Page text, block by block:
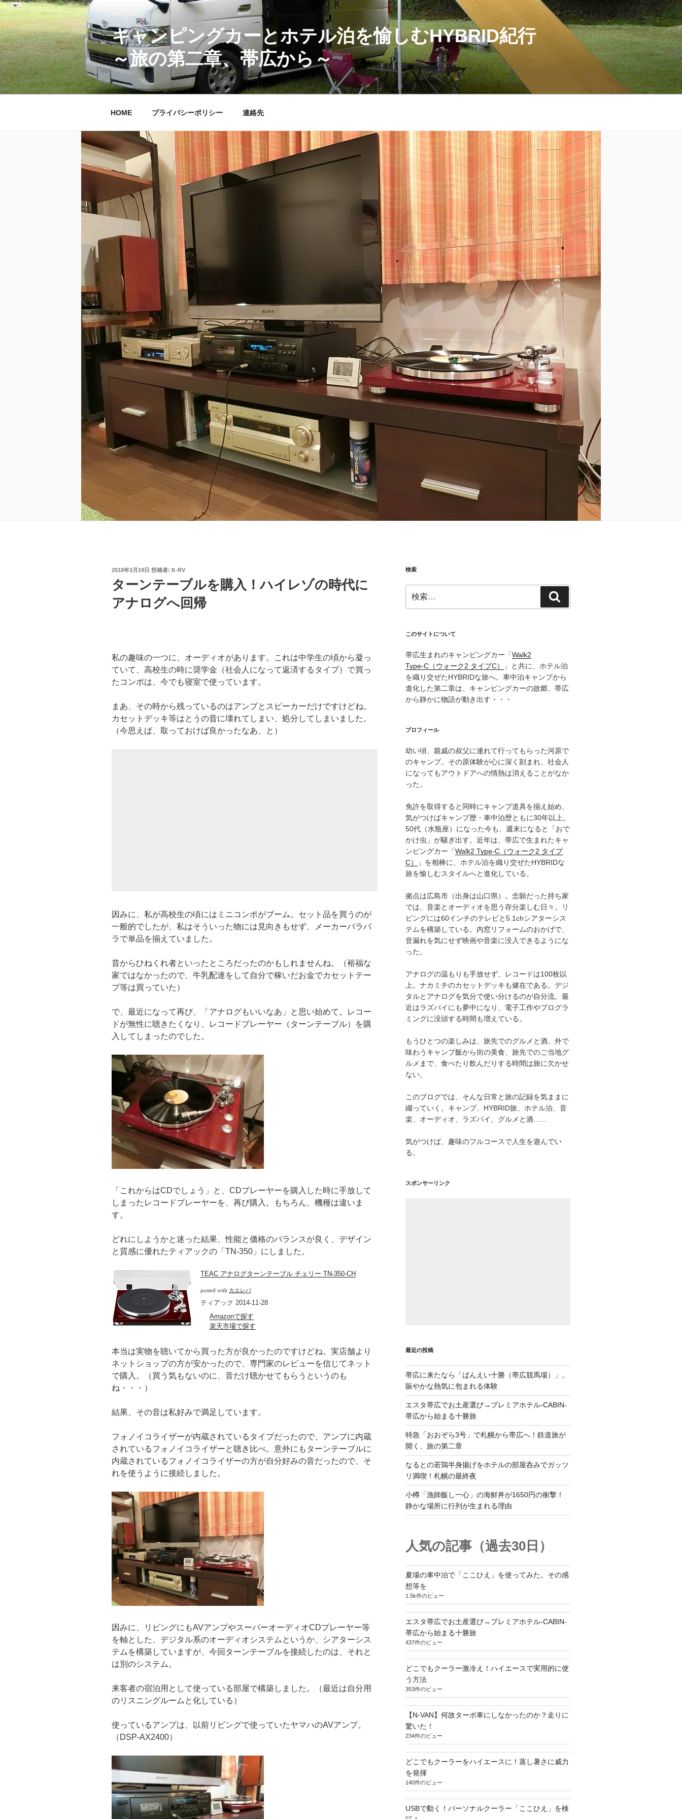
コ
テ
ン
ツ
へ
ス
キ
キャンピングカーとホテル泊を愉しむHYBRID紀行
～旅の第二章、帯広から～
HOME プライバシーポリシー 連絡先
投
日:
2018年3月19日 投稿者: K-RV
ターンテーブルを購入！ハイレゾの時代に
アナログへ回帰
私の趣味の一つに、オーディオがあります。これは中学生の頃から凝っ
ていて、高校生の時に奨学金（社会人になって返済するタイプ）で買っ
たコンポは、今でも寝室で使っています。
まあ、その時から残っているのはアンプとスピーカーだけですけどね。
カセットデッキ等はとうの昔に壊れてしまい、処分してしまいました。
（今思えば、取っておけば良かったなあ、と）
因みに、私が高校生の頃にはミニコンポがブーム。セット品を買うのが
一般的でしたが、私はそういった物には見向きもせず、メーカーバラバ
ラで単品を揃えていました。
昔からひねくれ者といったところだったのかもしれませんね。（裕福な
家ではなかったので、牛乳配達をして自分で稼いだお金でカセットテー
プ等は買っていた）
で、最近になって再び、「アナログもいいなあ」と思い始めて。レコー
ドが無性に聴きたくなり、レコードプレーヤー（ターンテーブル）を購
入してしまったのでした。
「これからはCDでしょう」と、CDプレーヤーを購入した時に手放して
しまったレコードプレーヤーを、再び購入。もちろん、機種は違いま
す。
どれにしようかと迷った結果、性能と価格のバランスが良く、デザイン
と質感に優れたティアックの「TN-350」にしました。
TEAC アナログターンテーブル チェリー TN-350-CH
posted with カエレバ
ティアック 2014-11-28
Amazonで探す
楽天市場で探す
本当は実物を聴いてから買った方が良かったのですけどね。実店舗より
ネットショップの方が安かったので、専門家のレビューを信じてネット
で購入。（買う気もないのに、音だけ聴かせてもらうというのも
ね・・・）
結果、その音は私好みで満足しています。
フォノイコライザーが内蔵されているタイプだったので、アンプに内蔵
されているフォノイコライザーと聴き比べ。意外にもターンテーブルに
内蔵されているフォノイコライザーの方が自分好みの音だったので、そ
れを使うように接続しました。
因みに、リビングにもAVアンプやスーパーオーディオCDプレーヤー等
を軸とした、デジタル系のオーディオシステムというか、シアターシス
テムを構築していますが、今回ターンテーブルを接続したのは、それと
は別のシステム。
来客者の宿泊用として使っている部屋で構築しました。（最近は自分用
のリスニングルームと化している）
使っているアンプは、以前リビングで使っていたヤマハのAVアンプ。
（DSP-AX2400）
検索
索:
索
このサイトについて
帯広生まれのキャンピングカー「Walk2
Type‑C（ウォーク2 タイプC）
」と共に、ホテル泊
を織り交ぜたHYBRIDな旅へ。車中泊キャンプから
進化した第二章は、キャンピングカーの故郷、帯広
から静かに物語が動き出す・・・
プロフィール
幼い頃、親戚の叔父に連れて行ってもらった河原で
のキャンプ。その原体験が心に深く刻まれ、社会人
になってもアウトドアへの情熱は消えることがなか
った。
免許を取得すると同時にキャンプ道具を揃え始め、
気がつけばキャンプ歴・車中泊歴ともに30年以上。
50代（水瓶座）になった今も、週末になると「おで
かけ虫」が騒ぎ出す。近年は、帯広で生まれたキャ
ンピングカー「Walk2 Type‑C（ウォーク2 タイプ
C）
」を相棒に、ホテル泊を織り交ぜたHYBRIDな
旅を愉しむスタイルへと進化している。
拠点は広島市（出身は山口県）。念願だった持ち家
では、音楽とオーディオを思う存分楽しむ日々。リ
ビングには60インチのテレビと5.1chシアターシス
テムを構築している。内窓リフォームのおかげで、
音漏れを気にせず映画や音楽に没入できるようにな
った。
アナログの温もりも手放せず、レコードは100枚以
上。ナカミチのカセットデッキも健在である。デジ
タルとアナログを気分で使い分けるのが自分流。最
近はラズパイにも夢中になり、電子工作やプログラ
ミングに没頭する時間も増えている。
もうひとつの楽しみは、旅先でのグルメと酒。外で
味わうキャンプ飯から街の美食、旅先でのご当地グ
ルメまで、食べたり飲んだりする時間は旅に欠かせ
ない。
このブログでは、そんな日常と旅の記録を気ままに
綴っていく。キャンプ、HYBRID旅、ホテル泊、音
楽、オーディオ、ラズパイ、グルメと酒……
気がつけば、趣味のフルコースで人生を遊んでい
る。
スポンサーリンク
最近の投稿
帯広に来たなら「ばんえい十勝（帯広競馬場）」。
賑やかな熱気に包まれる体験
エスタ帯広でお土産選び→プレミアホテル-CABIN-
帯広から始まる十勝旅
特急「おおぞら3号」で札幌から帯広へ！鉄道旅が
開く、旅の第二章
なるとの若鶏半身揚げをホテルの部屋呑みでガッツ
リ満喫！札幌の最終夜
小樽「漁師飯し一心」の海鮮丼が1650円の衝撃！
静かな場所に行列が生まれる理由
人気の記事（過去30日）
夏場の車中泊で「ここひえ」を使ってみた。その感
想等を
1.5k件のビュー
エスタ帯広でお土産選び→プレミアホテル-CABIN-
帯広から始まる十勝旅
437件のビュー
どこでもクーラー激冷え！ハイエースで実用的に使
う方法
353件のビュー
【N-VAN】何故ターボ車にしなかったのか？走りに
驚いた！
234件のビュー
どこでもクーラーをハイエースに！蒸し暑さに威力
を発揮
140件のビュー
USBで動く！パーソナルクーラー「ここひえ」を検